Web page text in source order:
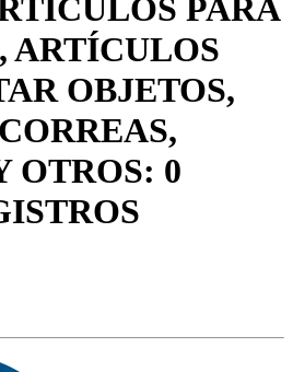
PARA
ARTÍCULOS
OBJETOS,
OTROS: 0